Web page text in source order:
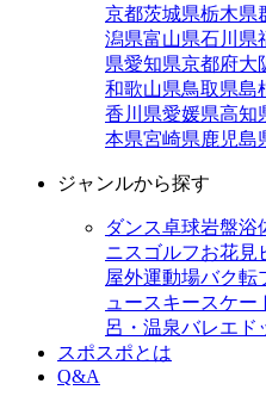
京都茨城県栃木県
潟県富山県石川県
県愛知県京都府大
和歌山県鳥取県島
香川県愛媛県高知
本県宮崎県鹿児島
ジャンルから探す
ダンス卓球岩盤浴
ニス ゴルフお花見
屋外運動場バク転
ュースキースケー
呂・温泉バレエ ド
スポスポとは
Q&A